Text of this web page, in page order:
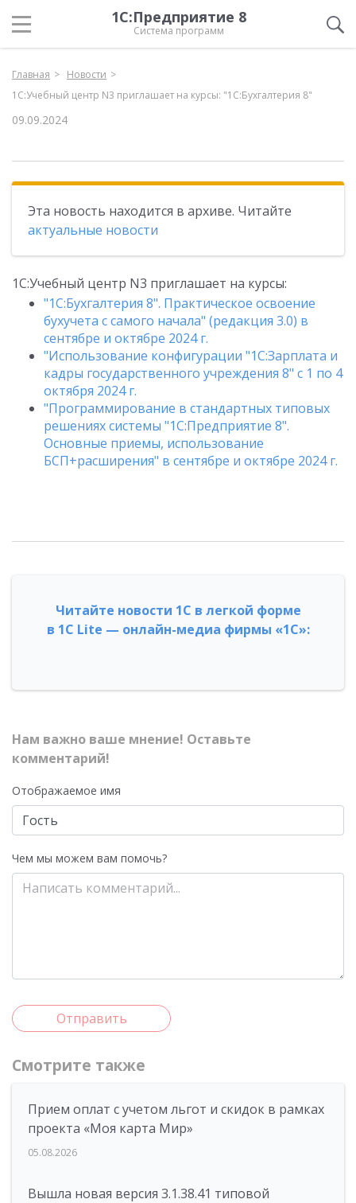
1С:Предприятие 8
Система программ
Главная
Новости
1С:Учебный центр N3 приглашает на курсы: "1С:Бухгалтерия 8"
09.09.2024
Эта новость находится в архиве. Читайте
актуальные новости
1С:Учебный центр N3 приглашает на курсы:
"1С:Бухгалтерия 8". Практическое освоение
бухучета с самого начала" (редакция 3.0) в
сентябре и октябре 2024 г.
"Использование конфигурации "1C:Зарплата и
кадры государственного учреждения 8" с 1 по 4
октября 2024 г.
"Программирование в стандартных типовых
решениях системы "1С:Предприятие 8".
Основные приемы, использование
БСП+расширения" в сентябре и октябре 2024 г.
Читайте новости 1С в легкой форме
в 1С Lite — онлайн-медиа фирмы «1С»:
Нам важно ваше мнение! Оставьте
комментарий!
Отображаемое имя
Чем мы можем вам помочь?
Отправить
Смотрите также
Прием оплат с учетом льгот и скидок в рамках
проекта «Моя карта Мир»
05.08.2026
Вышла новая версия 3.1.38.41 типовой